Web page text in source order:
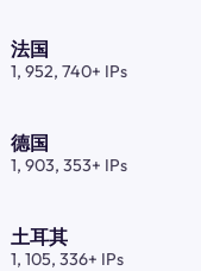
法国
1, 952, 740+ IPs
德国
1, 903, 353+ IPs
土耳其
1, 105, 336+ IPs